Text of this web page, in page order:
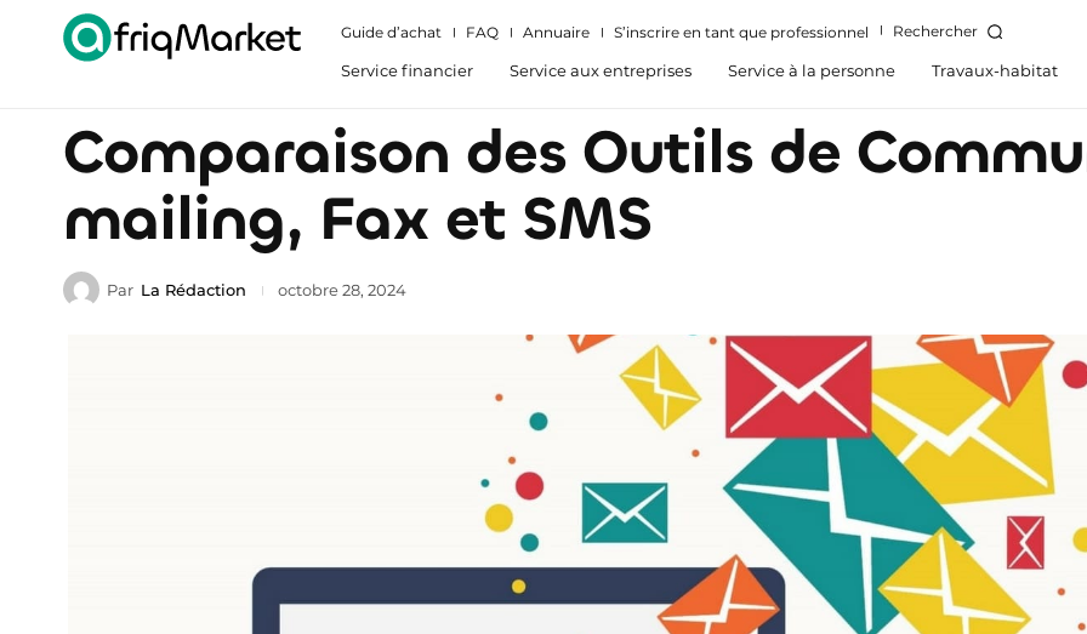
Guide d’achat FAQ Annuaire S’inscrire en tant que professionnel Rechercher
Service financier Service aux entreprises Service à la personne Travaux-habitat
Comparaison des Outils de
mailing, Fax et SMS
Par La Rédaction octobre 28, 2024